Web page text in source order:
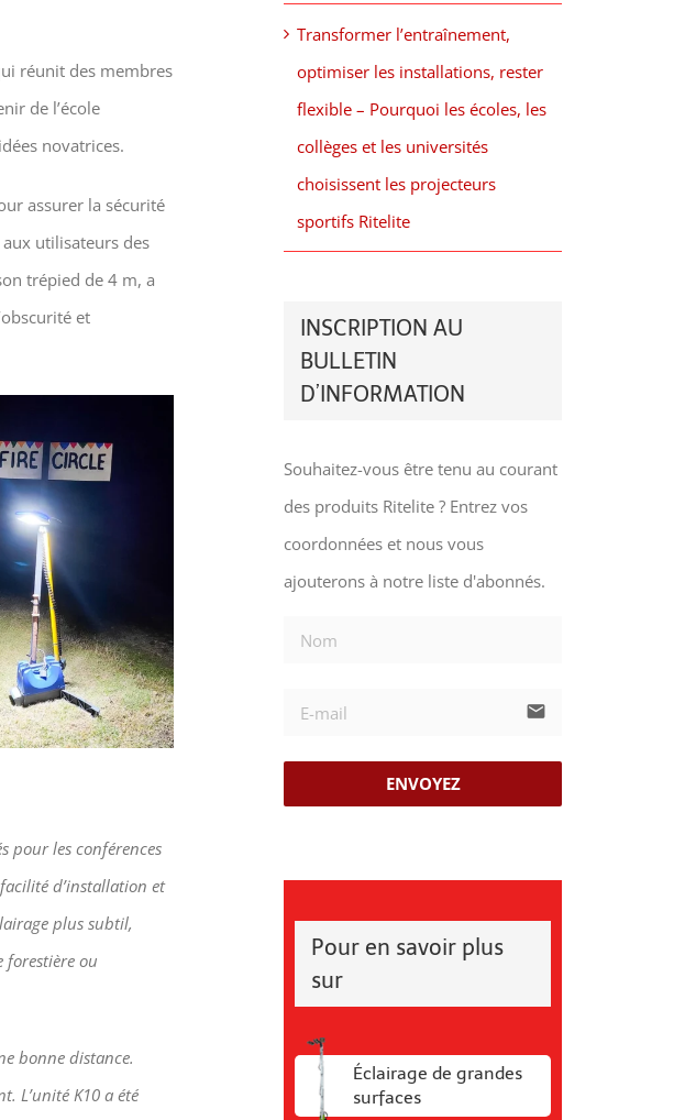
réunit des membres
de l’école
novatrices.
assurer la sécurité
utilisateurs des
trépied de 4 m, a
et
pour les conférences
d’installation et
plus subtil,
forestière ou
bonne distance.
L’unité K10 a été
Transformer l’entraînement,
optimiser les installations, rester
flexible – Pourquoi les écoles, les
collèges et les universités
choisissent les projecteurs
sportifs Ritelite
INSCRIPTION AU
BULLETIN
D’INFORMATION
Souhaitez-vous être tenu au courant
des produits Ritelite ? Entrez vos
coordonnées et nous vous
ajouterons à notre liste d'abonnés.
email
ENVOYEZ
Pour en savoir plus
sur
Éclairage de grandes
surfaces